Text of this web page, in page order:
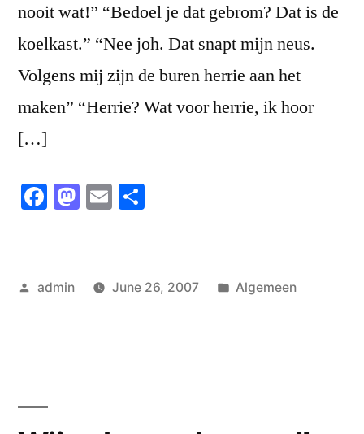
nooit wat!” “Bedoel je dat gebrom? Dat is de
koelkast.” “Nee joh. Dat snapt mijn neus.
Volgens mij zijn de buren herrie aan het
maken” “Herrie? Wat voor herrie, ik hoor
[…]
Facebook
Mastodon
Email
Posted
admin June 26, 2007
Posted
Algemeen